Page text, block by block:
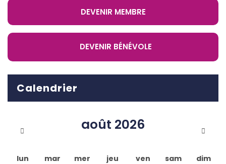
DEVENIR MEMBRE
DEVENIR BÉNÉVOLE
Calendrier
août 2026
lun mar mer jeu ven sam
dim